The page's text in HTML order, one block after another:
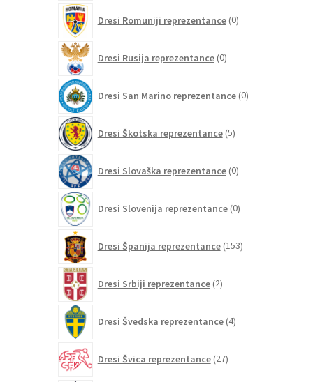
Dresi Romuniji reprezentance 0izdelkov
Dresi Rusija reprezentance 0izdelkov
Dresi San Marino reprezentance 0izdelkov
Dresi Škotska reprezentance 5izdelkov
Dresi Slovaška reprezentance 0izdelkov
Dresi Slovenija reprezentance 0izdelkov
Dresi Španija reprezentance 153izdelkov
Dresi Srbiji reprezentance 2izdelka
Dresi Švedska reprezentance 4izdelki
Dresi Švica reprezentance 27izdelkov